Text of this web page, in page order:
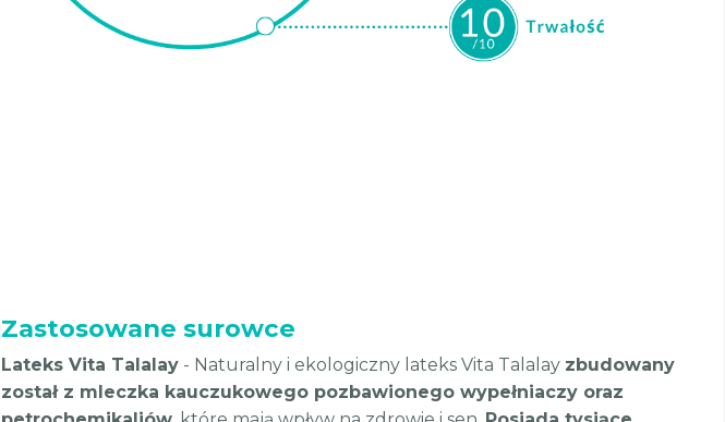
Zastosowane surowce
Lateks Vita Talalay - Naturalny i ekologiczny lateks Vita Talalay zbudowany
został z mleczka kauczukowego pozbawionego wypełniaczy oraz